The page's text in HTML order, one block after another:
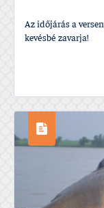
Az időjárás a
kevésbé zavarja!